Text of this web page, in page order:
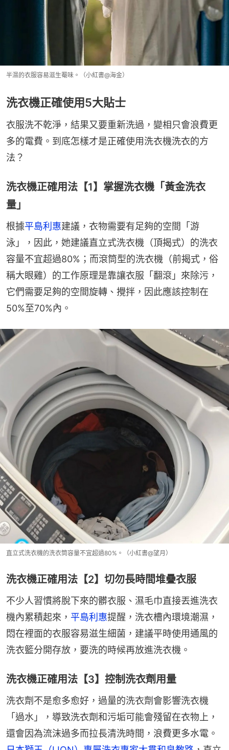
半濕的衣服容易滋生罨味。（小紅書@海金）
洗衣機正確使用5大貼士
衣服洗不乾淨，結果又要重新洗過，變相只會浪費更
多的電費。到底怎樣才是正確使用洗衣機洗衣的方
法？
洗衣機正確用法【1】掌握洗衣機「黃金洗衣
量」
根據平島利惠建議，衣物需要有足夠的空間「游
泳」，因此，她建議直立式洗衣機（頂揭式）的洗衣
容量不宜超過80%；而滾筒型的洗衣機（前揭式，俗
稱大眼雞）的工作原理是靠讓衣服「翻滾」來除污，
它們需要足夠的空間旋轉、攪拌，因此應該控制在
50%至70%內。
直立式洗衣機的洗衣筒容量不宜超過80%。（小紅書@望月）
洗衣機正確用法【2】切勿長時間堆疊衣服
不少人習慣將脫下來的髒衣服、濕毛巾直接丟進洗衣
機內累積起來， 平島利惠提醒，洗衣槽內環境潮濕，
悶在裡面的衣服容易滋生細菌，建議平時使用通風的
洗衣籃分開存放，要洗的時候再放進洗衣機。
洗衣機正確用法【3】控制洗衣劑用量
洗衣劑不是愈多愈好，過量的洗衣劑會影響洗衣機
「過水」，導致洗衣劑和污垢可能會殘留在衣物上，
還會因為流沫過多而拉長清洗時間，浪費更多水電。